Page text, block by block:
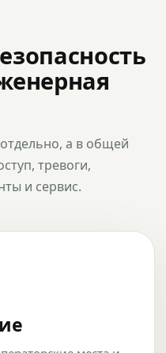
а в общей
тревоги,
и сервис.